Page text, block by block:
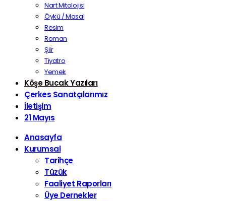
Nart Mitolojisi
Öykü / Masal
Resim
Roman
Şiir
Tiyatro
Yemek
Köşe Bucak Yazıları
Çerkes Sanatçılarımız
İletişim
21 Mayıs
Anasayfa
Kurumsal
Tarihçe
Tüzük
Faaliyet Raporları
Üye Dernekler